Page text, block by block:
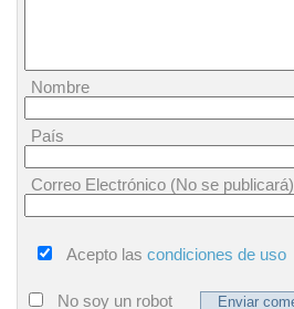
Nombre
País
Correo Electrónico (No se publicará)
Acepto las condiciones de uso
No soy un robot